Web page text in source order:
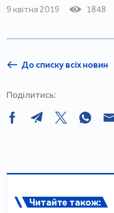
9 квітня 2019 1848
До списку всіх новин
Поділитись:
Читайте також: